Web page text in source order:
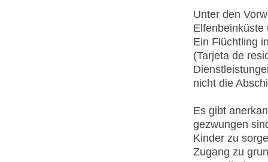
Unter den
Elfenbeinküste
Ein Flüchtling
(Tarjeta de
nicht die
Es gibt
gezwungen
Kinder zu
Zugang zu